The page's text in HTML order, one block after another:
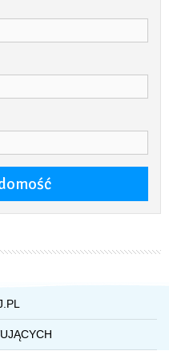
małe, czyste pieski )
wyżywienie
, poszewki ) : 60 PLN / 1